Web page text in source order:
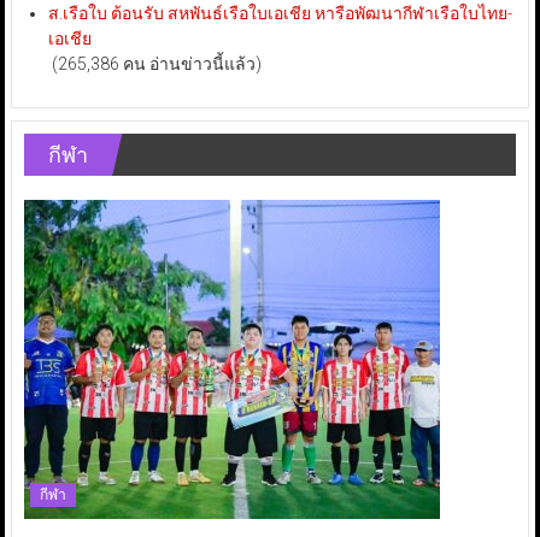
ส.เรือใบ ต้อนรับ สหพันธ์เรือใบเอเชีย หารือพัฒนากีฬาเรือใบไทย-
เอเชีย
(265,386 คน อ่านข่าวนี้แล้ว)
กีฬา
กีฬา